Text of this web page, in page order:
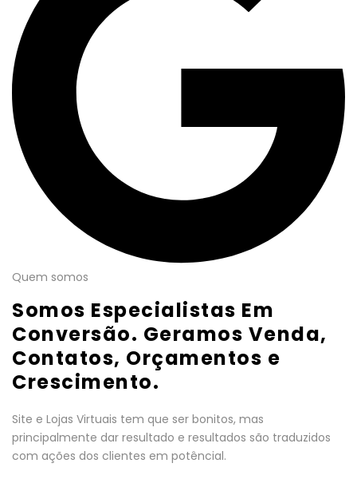
Quem somos
Somos Especialistas Em
Conversão. Geramos Venda,
Contatos, Orçamentos e
Crescimento.
Site e Lojas Virtuais tem que ser bonitos, mas
principalmente dar resultado e resultados são traduzidos
com ações dos clientes em potêncial.